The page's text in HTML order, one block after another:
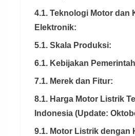
4.1. Teknologi Motor dan
Elektronik:
5.1. Skala Produksi:
6.1. Kebijakan
7.1. Merek dan Fitur:
8.1. Harga Motor Listrik
Indonesia (Update:
9.1. Motor Listrik dengan